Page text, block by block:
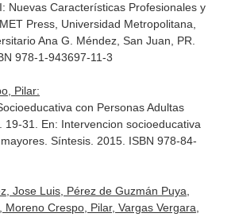
Nuevas Características Profesionales y
Press, Universidad Metropolitana,
Ana G. Méndez, San Juan, PR.
978-1-943697-11-3
Pilar:
con Personas Adultas
19-31. En: Intervencion socioeducativa
. Síntesis. 2015. ISBN 978-84-
Jose Luis, Pérez de Guzmán Puya,
Moreno Crespo, Pilar, Vargas Vergara,